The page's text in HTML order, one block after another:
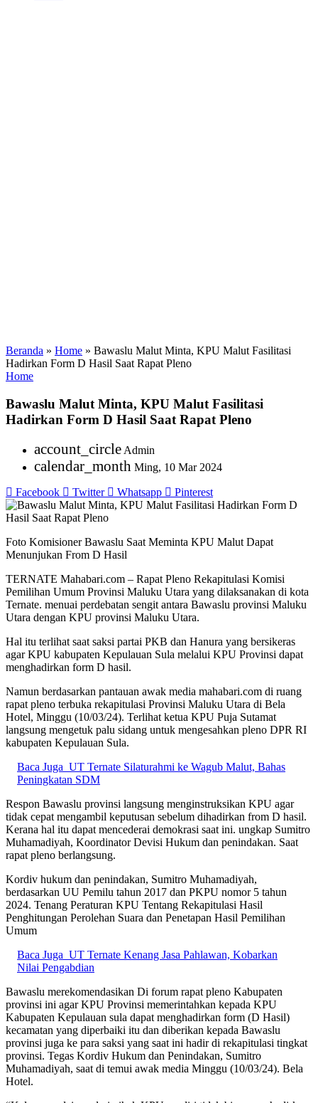
Beranda » Home » Bawaslu Malut Minta, KPU Malut Fasilitasi
Hadirkan Form D Hasil Saat Rapat Pleno
Home
Bawaslu Malut Minta, KPU Malut Fasilitasi
Hadirkan Form D Hasil Saat Rapat Pleno
account_circleAdmin
calendar_month Ming, 10 Mar 2024
Facebook Twitter Whatsapp Pinterest
Foto Komisioner Bawaslu Saat Meminta KPU Malut Dapat
Menunjukan From D Hasil
TERNATE Mahabari.com – Rapat Pleno Rekapitulasi Komisi
Pemilihan Umum Provinsi Maluku Utara yang dilaksanakan di kota
Ternate. menuai perdebatan sengit antara Bawaslu provinsi Maluku
Utara dengan KPU provinsi Maluku Utara.
Hal itu terlihat saat saksi partai PKB dan Hanura yang bersikeras
agar KPU kabupaten Kepulauan Sula melalui KPU Provinsi dapat
menghadirkan form D hasil.
Namun berdasarkan pantauan awak media mahabari.com di ruang
rapat pleno terbuka rekapitulasi Provinsi Maluku Utara di Bela
Hotel, Minggu (10/03/24). Terlihat ketua KPU Puja Sutamat
langsung mengetuk palu sidang untuk mengesahkan pleno DPR RI
kabupaten Kepulauan Sula.
Baca Juga UT Ternate Silaturahmi ke Wagub Malut, Bahas
Peningkatan SDM
Respon Bawaslu provinsi langsung menginstruksikan KPU agar
tidak cepat mengambil keputusan sebelum dihadirkan from D hasil.
Kerana hal itu dapat mencederai demokrasi saat ini. ungkap Sumitro
Muhamadiyah, Koordinator Devisi Hukum dan penindakan. Saat
rapat pleno berlangsung.
Kordiv hukum dan penindakan, Sumitro Muhamadiyah,
berdasarkan UU Pemilu tahun 2017 dan PKPU nomor 5 tahun
2024. Tenang Peraturan KPU Tentang Rekapitulasi Hasil
Penghitungan Perolehan Suara dan Penetapan Hasil Pemilihan
Umum
Baca Juga UT Ternate Kenang Jasa Pahlawan, Kobarkan
Nilai Pengabdian
Bawaslu merekomendasikan Di forum rapat pleno Kabupaten
provinsi ini agar KPU Provinsi memerintahkan kepada KPU
Kabupaten Kepulauan sula dapat menghadirkan form (D Hasil)
kecamatan yang diperbaiki itu dan diberikan kepada Bawaslu
provinsi juga ke para saksi yang saat ini hadir di rekapitulasi tingkat
provinsi. Tegas Kordiv Hukum dan Penindakan, Sumitro
Muhamadiyah, saat di temui awak media Minggu (10/03/24). Bela
Hotel.